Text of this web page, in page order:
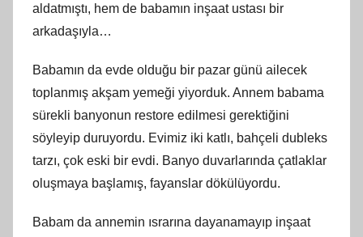
aldatmıştı, hem de babamın inşaat ustası bir
arkadaşıyla…
Babamın da evde olduğu bir pazar günü ailecek
toplanmış akşam yemeği yiyorduk. Annem babama
sürekli banyonun restore edilmesi gerektiğini
söyleyip duruyordu. Evimiz iki katlı, bahçeli dubleks
tarzı, çok eski bir evdi. Banyo duvarlarında çatlaklar
oluşmaya başlamış, fayanslar dökülüyordu.
Babam da annemin ısrarına dayanamayıp inşaat